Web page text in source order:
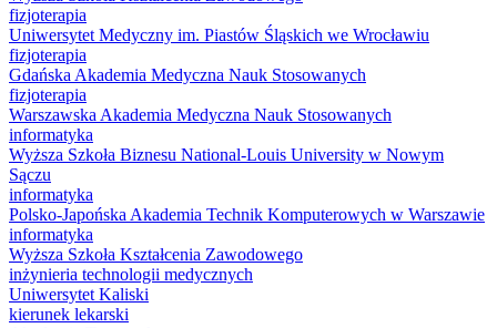
fizjoterapia
Uniwersytet Medyczny im. Piastów Śląskich we Wrocławiu
fizjoterapia
Gdańska Akademia Medyczna Nauk Stosowanych
fizjoterapia
Warszawska Akademia Medyczna Nauk Stosowanych
informatyka
Wyższa Szkoła Biznesu National-Louis University w Nowym
Sączu
informatyka
Polsko-Japońska Akademia Technik Komputerowych w Warszawie
informatyka
Wyższa Szkoła Kształcenia Zawodowego
inżynieria technologii medycznych
Uniwersytet Kaliski
kierunek lekarski